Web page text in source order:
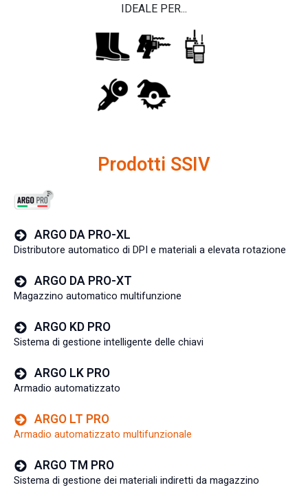
IDEALE PER...
Prodotti SSIV
ARGO DA PRO-XL
Distributore automatico di DPI e materiali a elevata rotazione
ARGO DA PRO-XT
Magazzino automatico multifunzione
ARGO KD PRO
Sistema di gestione intelligente delle chiavi
ARGO LK PRO
Armadio automatizzato
ARGO LT PRO
Armadio automatizzato multifunzionale
ARGO TM PRO
Sistema di gestione dei materiali indiretti da magazzino